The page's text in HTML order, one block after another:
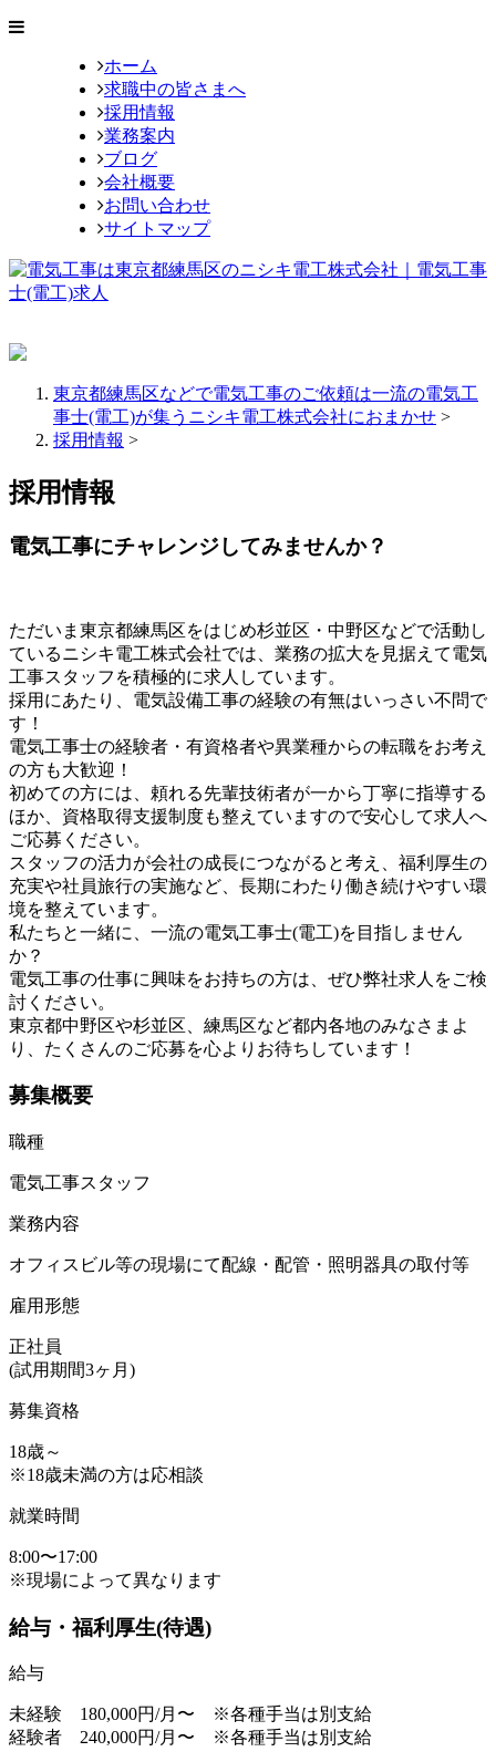
ホーム
求職中の皆さまへ
採用情報
業務案内
ブログ
会社概要
お問い合わせ
サイトマップ
東京都練馬区などで電気工事のご依頼は一流の電気工
事士(電工)が集うニシキ電工株式会社におまかせ >
採用情報 >
採用情報
電気工事にチャレンジしてみませんか？
ただいま東京都練馬区をはじめ杉並区・中野区などで活動し
ているニシキ電工株式会社では、業務の拡大を見据えて電気
工事スタッフを積極的に求人しています。
採用にあたり、電気設備工事の経験の有無はいっさい不問で
す！
電気工事士の経験者・有資格者や異業種からの転職をお考え
の方も大歓迎！
初めての方には、頼れる先輩技術者が一から丁寧に指導する
ほか、資格取得支援制度も整えていますので安心して求人へ
ご応募ください。
スタッフの活力が会社の成長につながると考え、福利厚生の
充実や社員旅行の実施など、長期にわたり働き続けやすい環
境を整えています。
私たちと一緒に、一流の電気工事士(電工)を目指しません
か？
電気工事の仕事に興味をお持ちの方は、ぜひ弊社求人をご検
討ください。
東京都中野区や杉並区、練馬区など都内各地のみなさまよ
り、たくさんのご応募を心よりお待ちしています！
募集概要
職種
電気工事スタッフ
業務内容
オフィスビル等の現場にて配線・配管・照明器具の取付等
雇用形態
正社員
(試用期間3ヶ月)
募集資格
18歳～
※18歳未満の方は応相談
就業時間
8:00〜17:00
※現場によって異なります
給与・福利厚生(待遇)
給与
未経験 180,000円/月〜 ※各種手当は別支給
経験者 240,000円/月〜 ※各種手当は別支給